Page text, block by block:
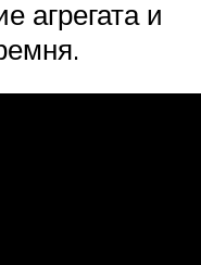
агрегата и